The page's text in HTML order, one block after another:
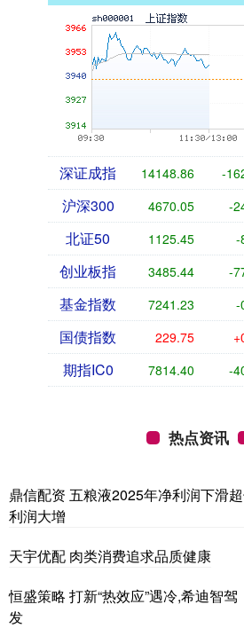
深证成指 14148.86 -
沪深300 4670.05 -
北证50 1125.45 -
创业板指 3485.44 -
基金指数 7241.23 -
国债指数 229.75
期指IC0 7814.40 -
热点资讯
鼎信配资 五粮液2025年净利润下滑
利润大增
天宇优配 肉类消费追求品质健康
恒盛策略 打新“热效应”遇冷,希迪智
发